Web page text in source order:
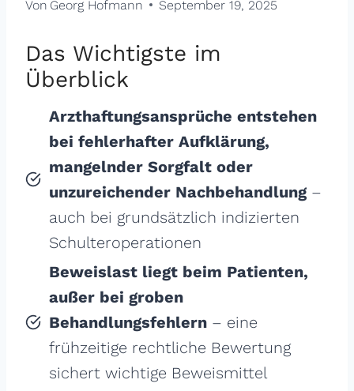
Von Georg Hofmann September 19, 2025
Das Wichtigste im
Überblick
Arzthaftungsansprüche entstehen
bei fehlerhafter Aufklärung,
mangelnder Sorgfalt oder
unzureichender Nachbehandlung –
auch bei grundsätzlich indizierten
Schulteroperationen
Beweislast liegt beim Patienten,
außer bei groben
Behandlungsfehlern – eine
frühzeitige rechtliche Bewertung
sichert wichtige Beweismittel